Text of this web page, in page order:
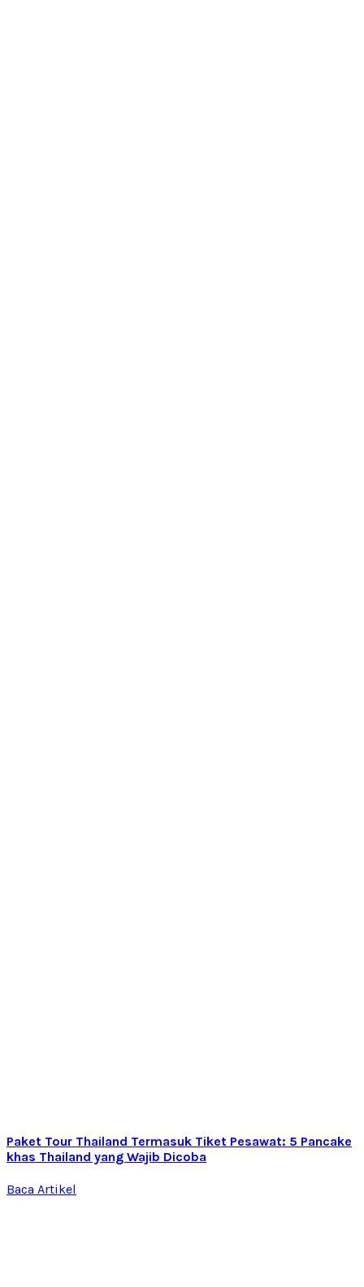
Paket Tour Thailand Termasuk Tiket Pesawat: 5 Pancake
khas Thailand yang Wajib Dicoba
Baca Artikel